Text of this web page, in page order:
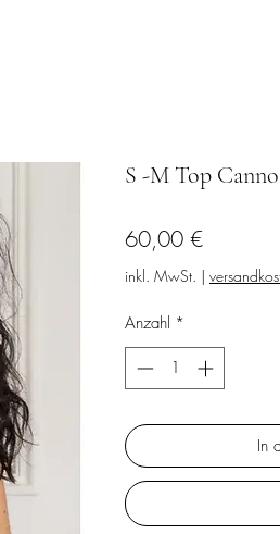
S -M Top
60,00 €Preis
inkl. MwSt. |
Anzahl *
In